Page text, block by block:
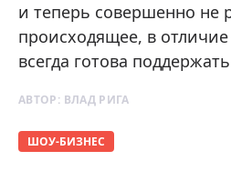
и теперь совершенно не
происходящее, в
всегда готова
АВТОР: ВЛАД РИГА
ШОУ-БИЗНЕС